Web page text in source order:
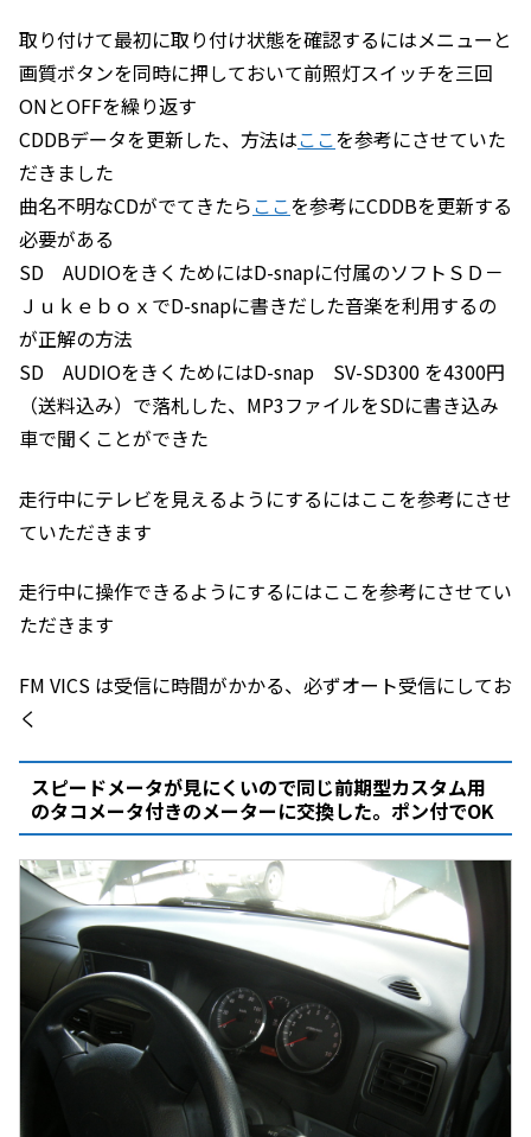
取り付けて最初に取り付け状態を確認するにはメニューと
画質ボタンを同時に押しておいて前照灯スイッチを三回
ONとOFFを繰り返す
CDDBデータを更新した、方法はここを参考にさせていた
だきました
曲名不明なCDがでてきたら ここを参考にCDDBを更新する
必要がある
SD AUDIOをきくためにはD-snapに付属のソフトＳＤ－
ＪｕｋｅｂｏｘでD-snapに書きだした音楽を利用するの
が正解の方法
SD AUDIOをきくためにはD-snap SV-SD300 を4300円
（送料込み）で落札した、MP3ファイルをSDに書き込み
車で聞くことができた
走行中にテレビを見えるようにするにはここを参考にさせ
ていただきます
走行中に操作できるようにするにはここを参考にさせてい
ただきます
FM VICS は受信に時間がかかる、必ずオート受信にしてお
く
スピードメータが見にくいので同じ前期型カスタム用
のタコメータ付きのメーターに交換した。ポン付でOK